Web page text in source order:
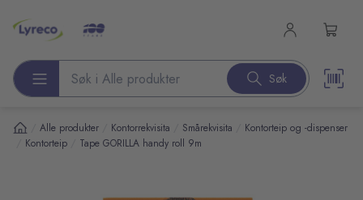
Søk etter produkter Søk
Alle produkter Kontorrekvisita Smårekvisita Kontorteip og -dispenser
Kontorteip Tape GORILLA handy roll 9m